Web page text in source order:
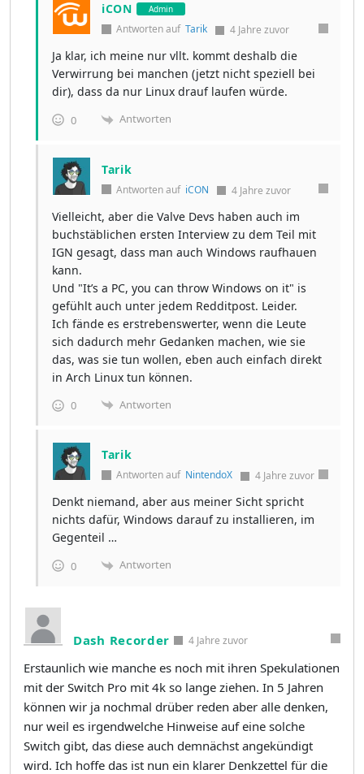
iCON Admin
Antworten auf Tarik 4 Jahre zuvor
Ja klar, ich meine nur vllt. kommt deshalb die
Verwirrung bei manchen (jetzt nicht speziell bei
dir), dass da nur Linux drauf laufen würde.
0 Antworten
Tarik
Antworten auf iCON 4 Jahre zuvor
Vielleicht, aber die Valve Devs haben auch im
buchstäblichen ersten Interview zu dem Teil mit
IGN gesagt, dass man auch Windows raufhauen
kann.
Und "It’s a PC, you can throw Windows on it" is
gefühlt auch unter jedem Redditpost. Leider.
Ich fände es erstrebenswerter, wenn die Leute
sich dadurch mehr Gedanken machen, wie sie
das, was sie tun wollen, eben auch einfach direkt
in Arch Linux tun können.
0 Antworten
Tarik
Antworten auf NintendoX 4 Jahre zuvor
Denkt niemand, aber aus meiner Sicht spricht
nichts dafür, Windows darauf zu installieren, im
Gegenteil …
0 Antworten
Dash Recorder 4 Jahre zuvor
Erstaunlich wie manche es noch mit ihren Spekulationen
mit der Switch Pro mit 4k so lange ziehen. In 5 Jahren
können wir ja nochmal drüber reden aber alle denken,
nur weil es irgendwelche Hinweise auf eine solche
Switch gibt, das diese auch demnächst angekündigt
wird. Ich hoffe das ist nun ein klarer Denkzettel für die